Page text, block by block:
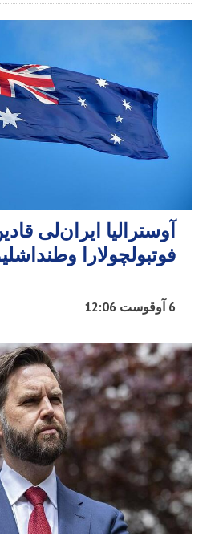
آوسترالیا ایران‌لی
فوتبولچولارا
6 آوقوست 12:06